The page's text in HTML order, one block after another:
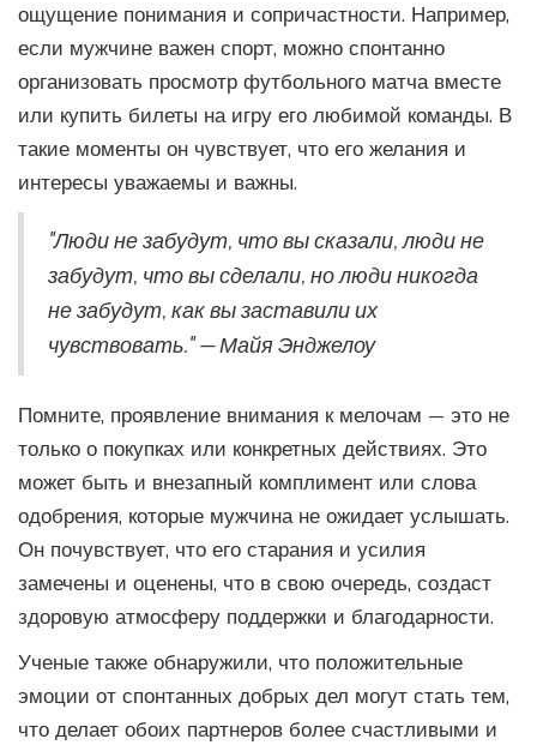
ощущение понимания и сопричастности. Например,
если мужчине важен спорт, можно спонтанно
организовать просмотр футбольного матча вместе
или купить билеты на игру его любимой команды. В
такие моменты он чувствует, что его желания и
интересы уважаемы и важны.
"Люди не забудут, что вы сказали, люди не
забудут, что вы сделали, но люди никогда
не забудут, как вы заставили их
чувствовать." — Майя Энджелоу
Помните, проявление внимания к мелочам — это не
только о покупках или конкретных действиях. Это
может быть и внезапный комплимент или слова
одобрения, которые мужчина не ожидает услышать.
Он почувствует, что его старания и усилия
замечены и оценены, что в свою очередь, создаст
здоровую атмосферу поддержки и благодарности.
Ученые также обнаружили, что положительные
эмоции от спонтанных добрых дел могут стать тем,
что делает обоих партнеров более счастливыми и